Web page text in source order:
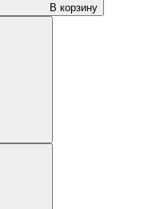
В корзину